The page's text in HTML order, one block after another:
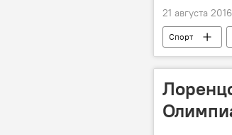
21 августа
Спорт